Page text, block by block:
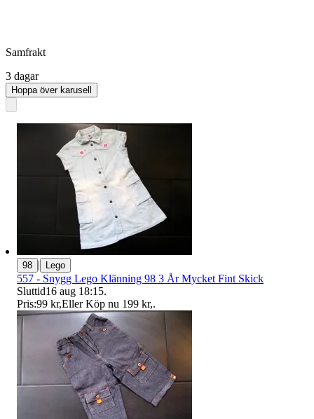
Samfrakt
3 dagar
Hoppa över karusell
98 | Lego
557 - Snygg Lego Klänning 98 3 År Mycket Fint Skick
Sluttid16 aug 18:15.
Pris:99 kr,Eller Köp nu 199 kr,.